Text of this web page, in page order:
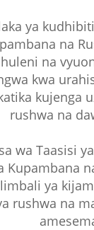
ya
na
na
kwa
kujenga
rushwa na
wa Taasisi
ya
rushwa na